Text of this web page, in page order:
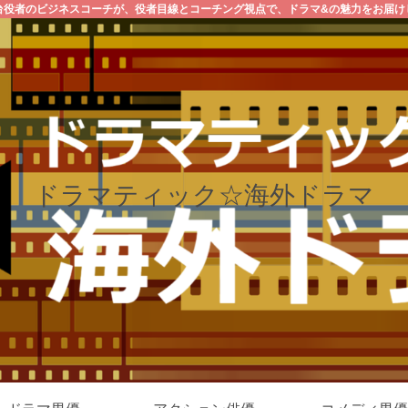
役者のビジネスコーチが、役者目線とコーチング視点で、ドラマ&の魅力をお届け
ドラマティック☆海外ドラマ